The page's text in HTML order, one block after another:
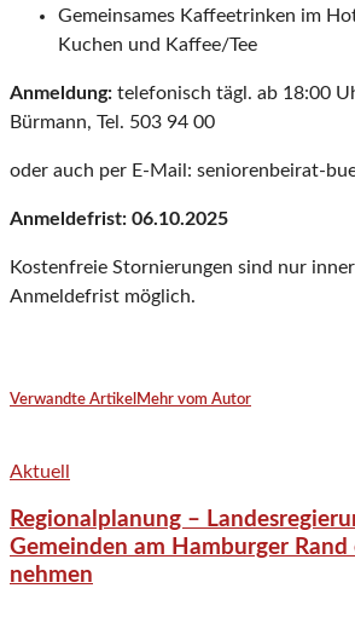
Gemeinsames Kaffeetrinken im
Kuchen und Kaffee/Tee
Anmeldung: telefonisch tägl. ab 18:00
Bürmann, Tel. 503 94 00
oder auch per E-Mail: seniorenbeirat-
Anmeldefrist: 06.10.2025
Kostenfreie Stornierungen sind nur
Anmeldefrist möglich.
Verwandte Artikel Mehr vom Autor
Aktuell
Regionalplanung –
Gemeinden am Hamburger
nehmen